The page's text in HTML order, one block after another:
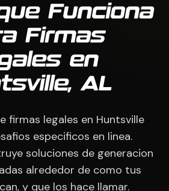
Funciona
Firmas
en
AL
firmas legales en Huntsville
especificos en linea.
soluciones de generacion
alrededor de como tus
y que los hace llamar.